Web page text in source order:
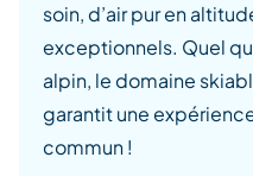
soin, d’air pur en
exceptionnels. Quel
alpin, le domaine
garantit une
commun !